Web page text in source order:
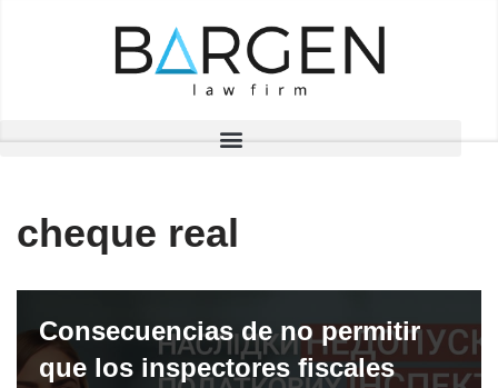
cheque real
Consecuencias de no permitir
que los inspectores fiscales